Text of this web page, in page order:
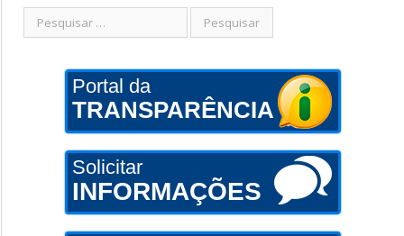
Portal da
TRANSPARÊNCIA
Solicitar
INFORMAÇÕES